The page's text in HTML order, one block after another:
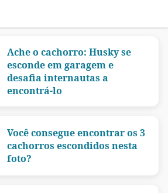
Ache o cachorro: Husky se
esconde em garagem e
desafia internautas a
encontrá-lo
Você consegue encontrar os 3
cachorros escondidos nesta
foto?